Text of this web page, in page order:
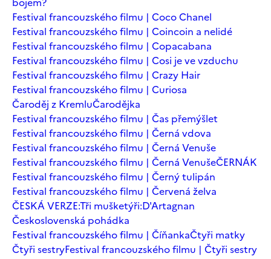
Festival francouzského filmu | Coco Chanel
Festival francouzského filmu | Coincoin a nelidé
Festival francouzského filmu | Copacabana
Festival francouzského filmu | Cosi je ve vzduchu
Festival francouzského filmu | Crazy Hair
Festival francouzského filmu | Curiosa
Čaroděj z KremluČarodějka
Festival francouzského filmu | Čas přemýšlet
Festival francouzského filmu | Černá vdova
Festival francouzského filmu | Černá Venuše
Festival francouzského filmu | Černá VenušeČERNÁK
Festival francouzského filmu | Černý tulipán
Festival francouzského filmu | Červená želva
ČESKÁ VERZE:Tři mušketýři:D'Artagnan
Československá pohádka
Festival francouzského filmu | ČíňankaČtyři matky
Čtyři sestryFestival francouzského filmu | Čtyři sestry